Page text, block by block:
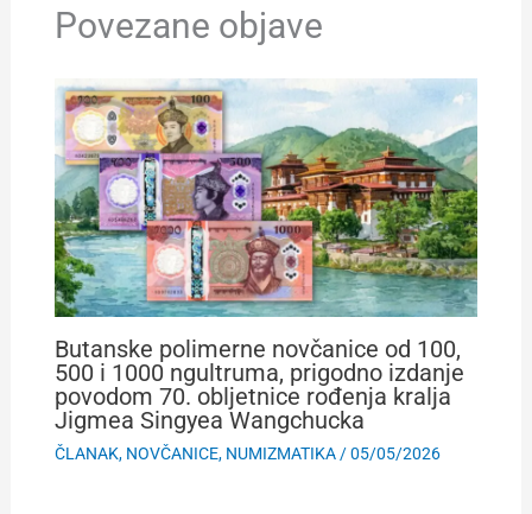
Povezane objave
Butanske polimerne novčanice od 100,
500 i 1000 ngultruma, prigodno izdanje
povodom 70. obljetnice rođenja kralja
Jigmea Singyea Wangchucka
ČLANAK, NOVČANICE, NUMIZMATIKA/05/05/2026